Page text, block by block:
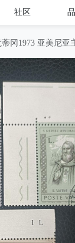
社区
冈1973 亚美尼